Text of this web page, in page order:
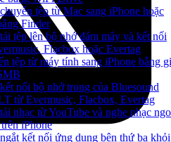
tệp từ Mac sang iPhone hoặc
Finder
tệp lên bộ nhớ đám mây và kết nối
Flacbox hoặc Evertag
tệp từ máy tính sang iPhone bằng
nối bộ nhớ trong của Bluesound
từ Evermusic, Flacbox, Evertag
nhạc từ YouTube và nghe nhạc
iPhone
kết nối ứng dụng bên thứ ba khỏi